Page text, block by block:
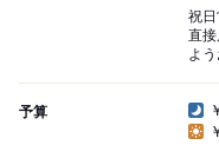
祝日
直
よ
予算